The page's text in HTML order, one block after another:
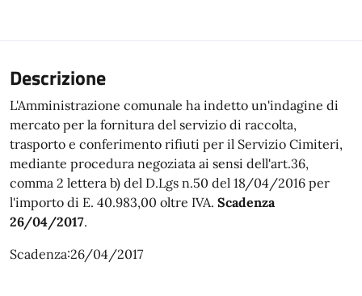
Descrizione
L'Amministrazione comunale ha indetto un'indagine di
mercato per la fornitura del servizio di raccolta,
trasporto e conferimento rifiuti per il Servizio Cimiteri,
mediante procedura negoziata ai sensi dell'art.36,
comma 2 lettera b) del D.Lgs n.50 del 18/04/2016 per
l'importo di E. 40.983,00 oltre IVA. Scadenza
26/04/2017.
Scadenza:26/04/2017